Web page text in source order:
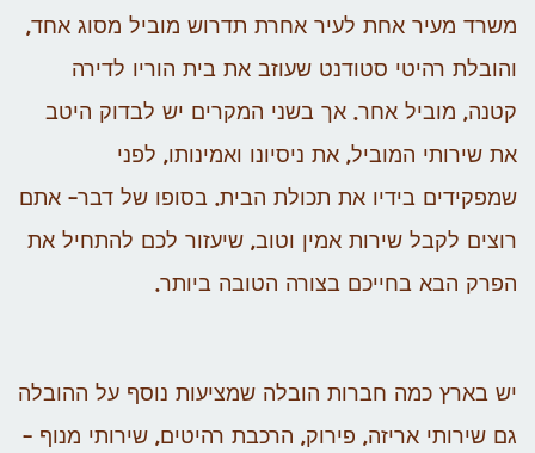
משרד מעיר אחת לעיר אחרת תדרוש מוביל מסוג אחד,
והובלת רהיטי סטודנט שעוזב את בית הוריו לדירה
קטנה, מוביל אחר. אך בשני המקרים יש לבדוק היטב
את שירותי המוביל, את ניסיונו ואמינותו, לפני
שמפקידים בידיו את תכולת הבית. בסופו של דבר- אתם
רוצים לקבל שירות אמין וטוב, שיעזור לכם להתחיל את
הפרק הבא בחייכם בצורה הטובה ביותר.
יש בארץ כמה חברות הובלה שמציעות נוסף על ההובלה
גם שירותי אריזה, פירוק, הרכבת רהיטים, שירותי מנוף –